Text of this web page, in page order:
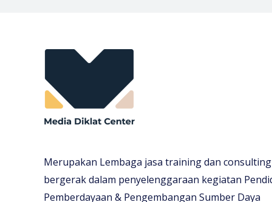
Merupakan Lembaga jasa training dan
bergerak dalam penyelenggaraan kegiatan
Pemberdayaan & Pengembangan Sumber Daya